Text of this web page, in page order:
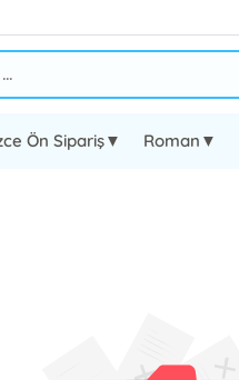
Ön Sipariş▼ Roman▼